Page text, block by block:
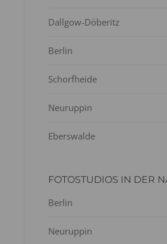
Dallgow-Döberitz
Berlin
Schorfheide
Neuruppin
Eberswalde
FOTOSTUDIOS IN DER
Berlin
Neuruppin